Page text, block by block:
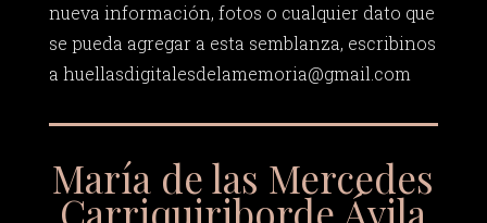
nueva información, fotos o cualquier dato que
se pueda agregar a esta semblanza, escribinos
a huellasdigitalesdelamemoria@gmail.com
María de las Mercedes
Carriquiriborde Ávila